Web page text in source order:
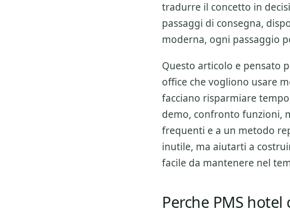
tradurre il concetto in
passaggi di consegna,
moderna, ogni passaggio
Questo articolo e pensato
office che vogliono usare
facciano risparmiare
demo, confronto funzioni,
frequenti e a un metodo
inutile, ma aiutarti a
facile da mantenere nel
Perche PMS